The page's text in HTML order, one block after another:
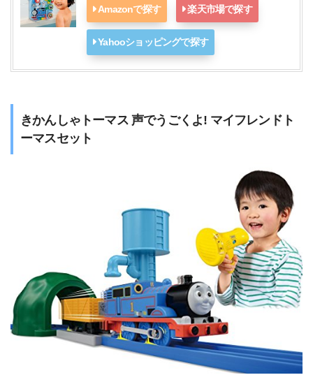
Amazonで探す 楽天市場で探す
Yahooショッピングで探す
きかんしゃトーマス 声でうごくよ! マイフレンドト
ーマスセット